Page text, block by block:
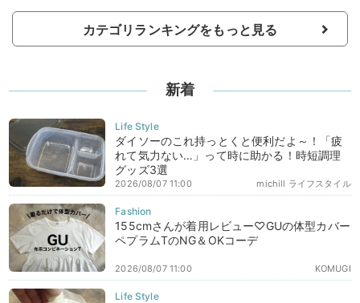
カテゴリランキングをもっと見る
新着
ダイソーのこれ持っとくと便利だよ～！「疲
れて気力ない…」って時に助かる！時短調理
グッズ3選
michill ライフスタイル
2026/08/07 11:00
155cmさんが着用レビュー♡GUの体型カバー
ペプラムTのNG＆OKコーデ
KOMUGI
2026/08/07 11:00